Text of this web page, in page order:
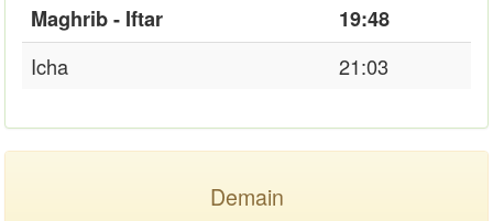
Maghrib - Iftar
19:48
Icha
21:03
Demain